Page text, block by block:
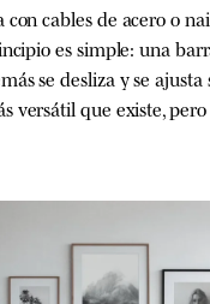
con cables de acero o
es simple: una
se desliza y se
versátil que existe,